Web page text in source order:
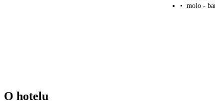
• molo -
O hotelu